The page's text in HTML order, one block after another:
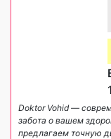
Doktor Vohid —
забота о вашем
предлагаем точную